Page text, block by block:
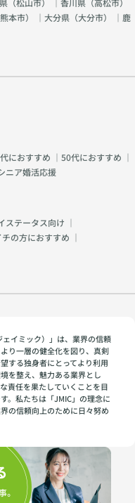
（松山市） ｜香川県（高松市）
熊本市） ｜大分県（大分市） ｜鹿
におすすめ ｜ 50代におすすめ ｜
ニア婚活応援
ステータス向け ｜
チの方におすすめ ｜
ェイミック）」は、業界の信頼
り一層の健全化を図り、真剣
する独身者にとってより利用
を整え、魅力ある業界とし
責任を果たしていくことを目
。私たちは「JMIC」の理念に
の信頼向上のために日々努め